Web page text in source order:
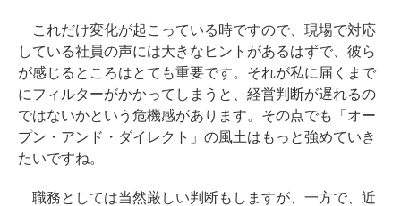
これだけ変化が起こっている時ですので、現場で対応
している社員の声には大きなヒントがあるはずで、彼ら
が感じるところはとても重要です。それが私に届くまで
にフィルターがかかってしまうと、経営判断が遅れるの
ではないかという危機感があります。その点でも「オー
プン・アンド・ダイレクト」の風土はもっと強めていき
たいですね。
職務としては当然厳しい判断もしますが、一方で、近